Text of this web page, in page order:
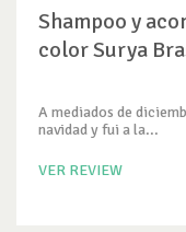
Shampoo y
color Surya
A mediados de
navidad y fui a la...
VER REVIEW